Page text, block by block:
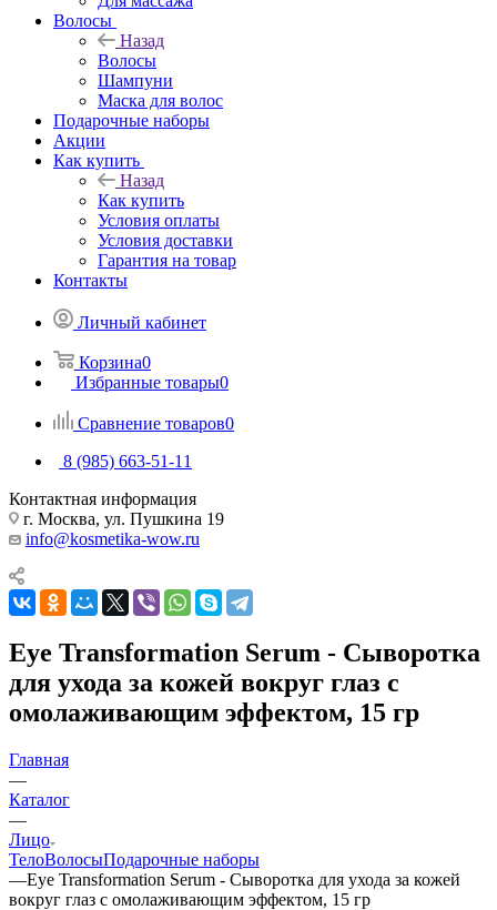
Волосы
Назад
Волосы
Шампуни
Маска для волос
Подарочные наборы
Акции
Как купить
Назад
Как купить
Условия оплаты
Условия доставки
Гарантия на товар
Контакты
Личный кабинет
Корзина0
Избранные товары0
Сравнение товаров0
8 (985) 663-51-11
Контактная информация
г. Москва, ул. Пушкина 19
info@kosmetika-wow.ru
Eye Transformation Serum - Сыворотка
для ухода за кожей вокруг глаз с
омолаживающим эффектом, 15 гр
Главная
—
Каталог
—
Лицо
ТелоВолосыПодарочные наборы
—Eye Transformation Serum - Сыворотка для ухода за кожей
вокруг глаз с омолаживающим эффектом, 15 гр